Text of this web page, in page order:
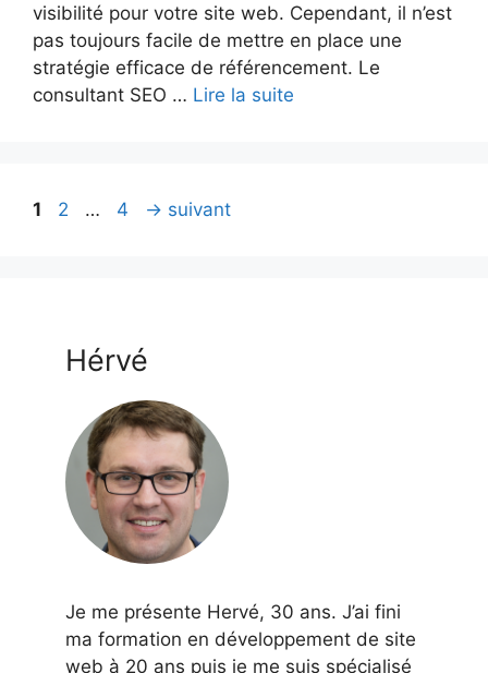
visibilité pour votre site web. Cependant, il n’est
pas toujours facile de mettre en place une
stratégie efficace de référencement. Le
consultant SEO … Lire la suite
Page
1 Page
2 … Page
4 → suivant
Hérvé
Je me présente Hervé, 30 ans. J’ai fini
ma formation en développement de site
web à 20 ans puis je me suis spécialisé